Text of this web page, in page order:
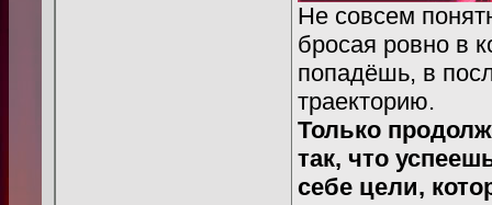
Не совсем
бросая ровно в
попадёшь, в
траекторию.
Только
так, что
себе цели,